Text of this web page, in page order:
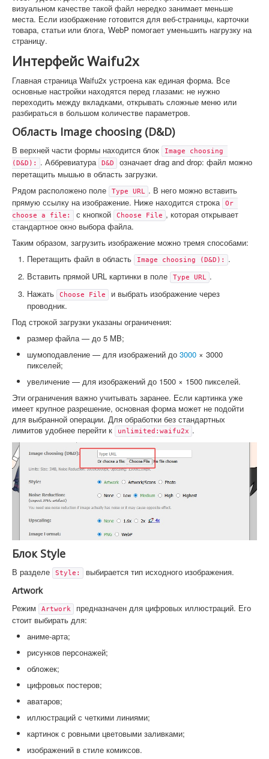
визуальном качестве такой файл нередко занимает меньше
места. Если изображение готовится для веб-страницы, карточки
товара, статьи или блога, WebP помогает уменьшить нагрузку на
страницу.
Интерфейс Waifu2x
Главная страница Waifu2x устроена как единая форма. Все
основные настройки находятся перед глазами: не нужно
переходить между вкладками, открывать сложные меню или
разбираться в большом количестве параметров.
Область Image choosing (D&D)
В верхней части формы находится блок
Image choosing
(D&D):
. Аббревиатура D&D
означает drag and drop: файл можно
перетащить мышью в область загрузки.
Рядом расположено поле
Type URL
. В него можно вставить
прямую ссылку на изображение. Ниже находится строка
Or
choose a file:
с кнопкой Choose File , которая открывает
стандартное окно выбора файла.
Таким образом, загрузить изображение можно тремя способами:
Перетащить файл в область
Image choosing (D&D):
.
Вставить прямой URL картинки в поле
Type URL
.
Нажать
Choose File
и выбрать изображение через
проводник.
Под строкой загрузки указаны ограничения:
размер файла — до 5 MB;
шумоподавление — для изображений до 3000 × 3000
пикселей;
увеличение — для изображений до 1500 × 1500 пикселей.
Эти ограничения важно учитывать заранее. Если картинка уже
имеет крупное разрешение, основная форма может не подойти
для выбранной операции. Для обработки без стандартных
лимитов удобнее перейти к
unlimited:waifu2x .
Блок Style
В разделе Style:
выбирается тип исходного изображения.
Artwork
Режим
Artwork
предназначен для цифровых иллюстраций. Его
стоит выбирать для:
аниме-арта;
рисунков персонажей;
обложек;
цифровых постеров;
аватаров;
иллюстраций с четкими линиями;
картинок с ровными цветовыми заливками;
изображений в стиле комиксов.